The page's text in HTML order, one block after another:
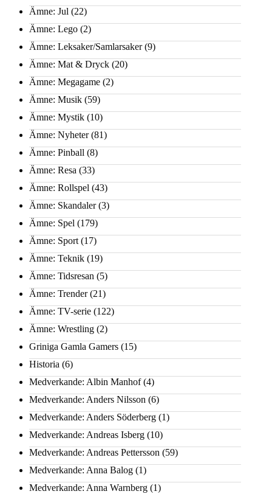
Ämne: Jul (22)
Ämne: Lego (2)
Ämne: Leksaker/Samlarsaker(9)
Ämne: Mat & Dryck (20)
Ämne: Megagame (2)
Ämne: Musik (59)
Ämne: Mystik (10)
Ämne: Nyheter(81)
Ämne: Pinball (8)
Ämne: Resa (33)
Ämne: Rollspel (43)
Ämne: Skandaler(3)
Ämne: Spel (179)
Ämne: Sport (17)
Ämne: Teknik (19)
Ämne: Tidsresan (5)
Ämne: Trender(21)
Ämne: TV-serie (122)
Ämne: Wrestling (2)
Griniga Gamla Gamers (15)
Historia (6)
Medverkande: Albin Manhof(4)
Medverkande: Anders Nilsson (6)
Medverkande: Anders Söderberg (1)
Medverkande: Andreas Isberg (10)
Medverkande: Andreas Pettersson (59)
Medverkande: Anna Balog (1)
Medverkande: Anna Warnberg (1)